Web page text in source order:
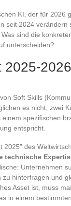
KI, der für 2026
seit 2024
sind die
unterscheiden?
2025-
Soft Skills
es nicht, zwei
spezifischen
entspricht.
2025” des
technische
Unternehmen
hinterfragen und
Asset ist, muss
in einem